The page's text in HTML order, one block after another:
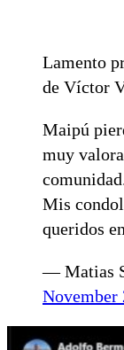
Lamento
de Víctor
Maipú
muy
Mis
queridos
— Matias
November